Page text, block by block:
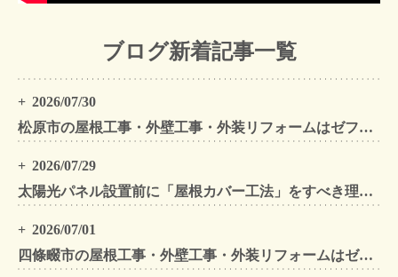
ブログ新着記事一覧
2026/07/30
松原市の屋根工事・外壁工事・外装リフォームはゼファン！松原市内の工事事例もご紹介
2026/07/29
太陽光パネル設置前に「屋根カバー工法」をすべき理由！葺き替えとの違いや費用・雨漏り対策をプロが解説
2026/07/01
四條畷市の屋根工事・外壁工事・外装リフォームはゼファン！四條畷内の工事事例もご紹介